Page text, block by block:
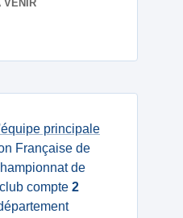
VENIR
principale
Française de
de
compte 2